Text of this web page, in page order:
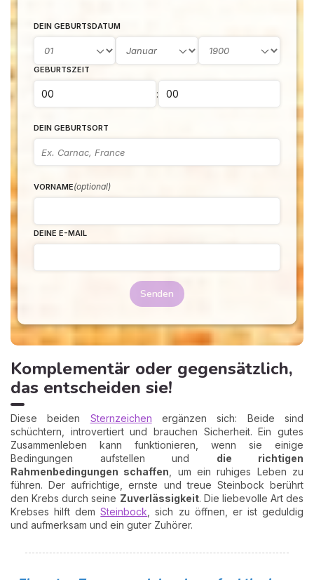
DEIN GEBURTSDATUM
GEBURTSZEIT
:
DEIN GEBURTSORT
VORNAME(optional)
DEINE E-MAIL
Senden
Komplementär oder gegensätzlich,
das entscheiden sie!
Diese beiden Sternzeichen ergänzen sich: Beide sind
schüchtern, introvertiert und brauchen Sicherheit. Ein gutes
Zusammenleben kann funktionieren, wenn sie einige
Bedingungen aufstellen und die richtigen
Rahmenbedingungen schaffen , um ein ruhiges Leben zu
führen. Der aufrichtige, ernste und treue Steinbock berührt
den Krebs durch seine Zuverlässigkeit. Die liebevolle Art des
Krebses hilft demSteinbock , sich zu öffnen, er ist geduldig
und aufmerksam und ein guter Zuhörer.